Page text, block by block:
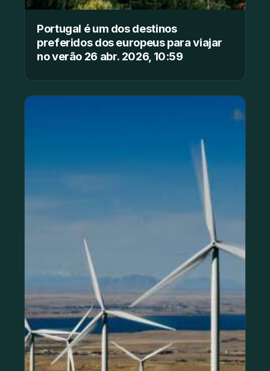
Portugal é um dos destinos
preferidos dos europeus para viajar
no verão 26 abr. 2026, 10:59